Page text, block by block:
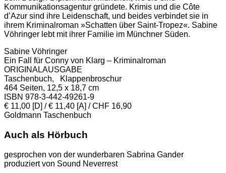
Kommunikationsagentur gründete. Krimis und die Côte
d’Azur sind ihre Leidenschaft, und beides verbindet sie in
ihrem Kriminalroman »Schatten über Saint-Tropez«. Sabine
Vöhringer lebt mit ihrer Familie im Münchner Süden.
Sabine Vöhringer
Ein Fall für Conny von Klarg – Kriminalroman
ORIGINALAUSGABE
Taschenbuch, Klappenbroschur
464 Seiten, 12,5 x 18,7 cm
ISBN 978-3-442-49261-9
€ 11,00 [D] / € 11,40 [A] / CHF 16,90
Goldmann Taschenbuch
Auch als Hörbuch
gesprochen von der wunderbaren Sabrina Gander
produziert von Sound Neverrest